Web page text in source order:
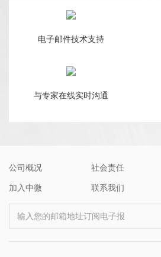
电子邮件技术支持
与专家在线实时沟通
公司概况 社会责任
加入中微 联系我们
输入您的邮箱地址订阅电子报